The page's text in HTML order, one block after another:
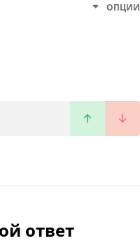
ОПЦИИ
ответ